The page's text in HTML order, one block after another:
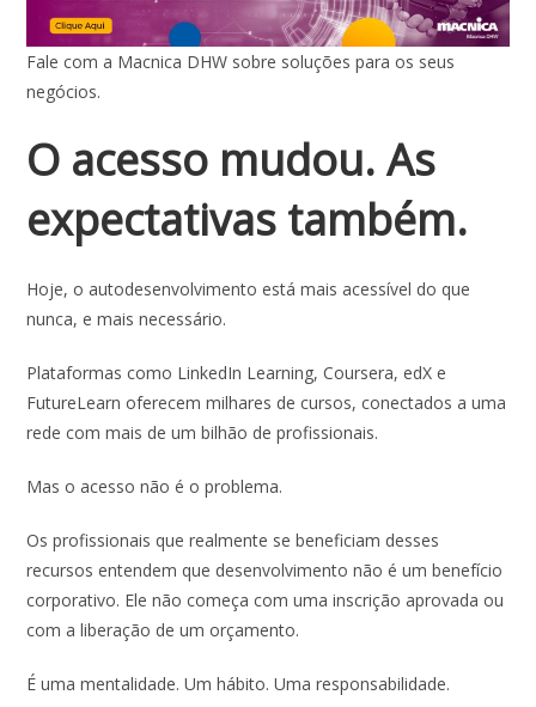
Fale com a Macnica DHW sobre soluções para os seus
negócios.
O acesso mudou. As
expectativas também.
Hoje, o autodesenvolvimento está mais acessível do que
nunca, e mais necessário.
Plataformas como LinkedIn Learning, Coursera, edX e
FutureLearn oferecem milhares de cursos, conectados a uma
rede com mais de um bilhão de profissionais.
Mas o acesso não é o problema.
Os profissionais que realmente se beneficiam desses
recursos entendem que desenvolvimento não é um benefício
corporativo. Ele não começa com uma inscrição aprovada ou
com a liberação de um orçamento.
É uma mentalidade. Um hábito. Uma responsabilidade.